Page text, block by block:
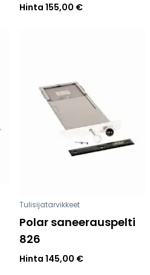
Hinta 155,00 €
Tulisijatarvikkeet
Polar saneerauspelti
826
Hinta 145,00 €